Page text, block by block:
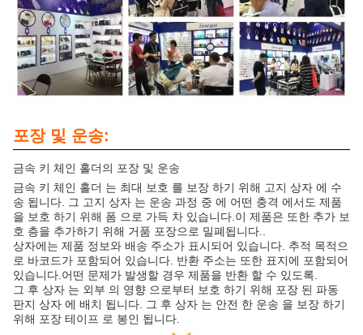
포장 및 운송:
금속 키 체인 홀더의 포장 및 운송
금속 키 체인 홀더 는 최대 보호 를 보장 하기 위해 고지 상자 에 수
송 됩니다. 그 고지 상자 는 운송 과정 중 에 어떤 충격 에서도 제품
을 보호 하기 위해 폼 으로 가득 차 있습니다.이 제품은 또한 추가 보
호 층을 추가하기 위해 거품 포장으로 밀폐됩니다..
상자에는 제품 정보와 배송 주소가 표시되어 있습니다. 추적 목적으
로 바코드가 포함되어 있습니다. 반환 주소는 또한 표지에 포함되어
있습니다.어떤 문제가 발생할 경우 제품을 반환 할 수 있도록.
그 후 상자 는 외부 의 영향 으로부터 보호 하기 위해 포장 된 파동
판지 상자 에 배치 됩니다. 그 후 상자 는 안전 한 운송 을 보장 하기
위해 포장 테이프 로 봉인 됩니다.